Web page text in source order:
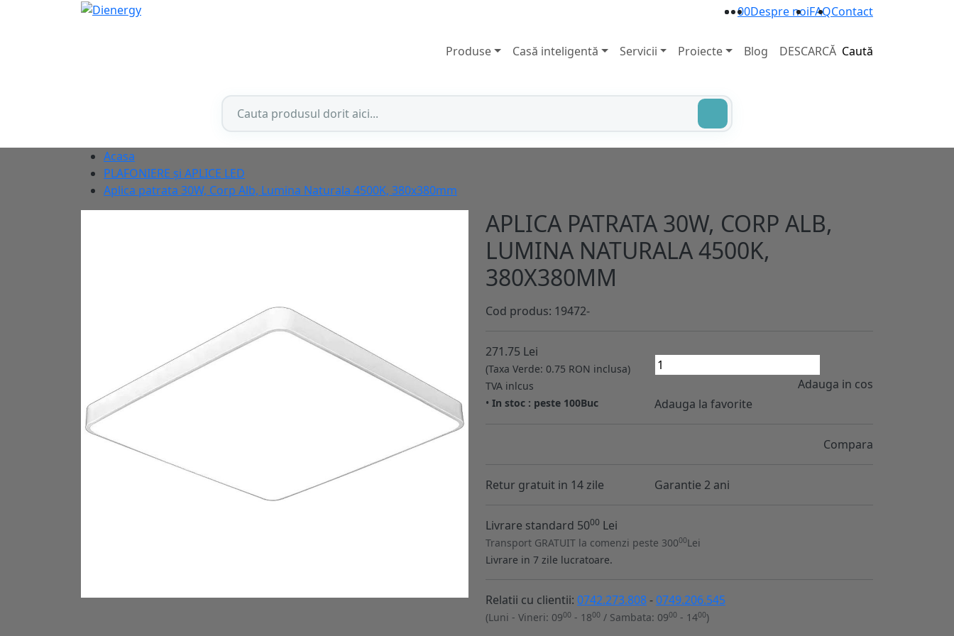
00Despre noiFAQContact
Produse Casă inteligentă Servicii Proiecte Blog DESCARCĂ Caută
Acasa
PLAFONIERE și APLICE LED
Aplica patrata 30W, Corp Alb, Lumina Naturala 4500K, 380x380mm
APLICA PATRATA 30W, CORP ALB,
LUMINA NATURALA 4500K,
380X380MM
Cod produs: 19472-
271.75 Lei
(Taxa Verde: 0.75 RON inclusa)
TVA inlcus
• In stoc : peste 100Buc
Adauga in cos
Adauga la favorite
Compara
Retur gratuit in 14 zile Garantie 2 ani
Livrare standard 5000 Lei
Transport GRATUIT la comenzi peste 30000Lei
Livrare in 7 zile lucratoare.
Relatii cu clientii: 0742.273.808-0749.206.545
(Luni - Vineri: 0900 - 1800 / Sambata: 0900 - 1400)